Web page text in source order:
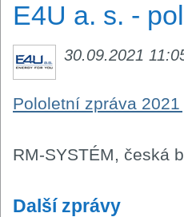
E4U a. s. -
30.09.2021
Pololetní zpráva
RM-SYSTÉM, česká
Další zprávy